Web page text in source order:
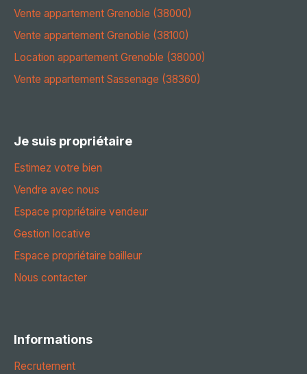
Vente appartement Grenoble (38000)
Vente appartement Grenoble (38100)
Location appartement Grenoble (38000)
Vente appartement Sassenage (38360)
Je suis propriétaire
Estimez votre bien
Vendre avec nous
Espace propriétaire vendeur
Gestion locative
Espace propriétaire bailleur
Nous contacter
Informations
Recrutement